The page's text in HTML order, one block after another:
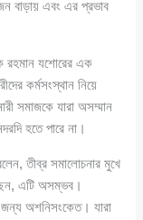
বাড়ায় এবং এর প্রভাব
রহমান যশোরের এক
কর্মসংস্থান নিয়ে
সমাজকে যারা অসম্মান
হতে পারে না।
তীব্র সমালোচনার মুখে
এটি অসম্ভব।
জন্য অশনিসংকেত। যারা